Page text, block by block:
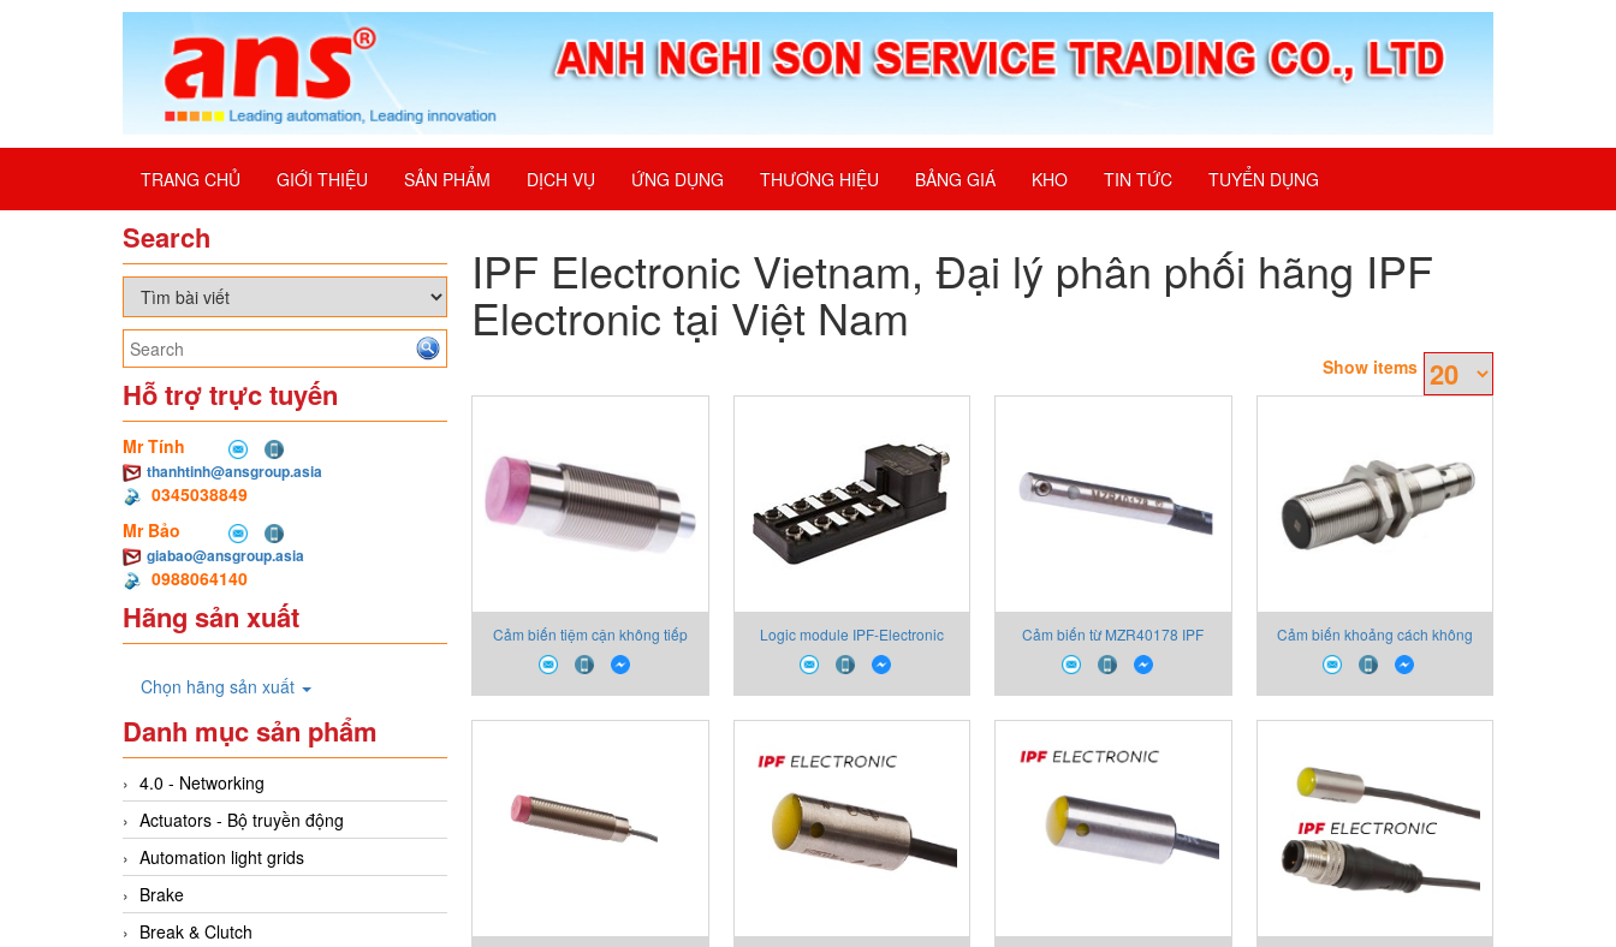
TRANG CHỦ GIỚI THIỆU SẢN PHẨM DỊCH VỤ ỨNG DỤNG THƯƠNG HIỆU BẢNG GIÁ KHO TIN TỨC TUYỂN DỤNG
Search
Hỗ trợ trực tuyến
Mr Tính
thanhtinh@ansgroup.asia
0345038849
Mr Bảo
giabao@ansgroup.asia
0988064140
Hãng sản xuất
Chọn hãng sản xuất
Danh mục sản phẩm
4.0 - Networking
Actuators - Bộ truyền động
Automation light grids
Brake
Break & Clutch
IPF Electronic Vietnam, Đại lý phân phối hãng IPF
Electronic tại Việt Nam
Show items
Cảm biến tiệm cận không tiếp
xúc IN991197 inductive sensor
IPF-Electronic
Logic module IPF-Electronic
VL600108
Cảm biến từ MZR40178 IPF
Electronic Viet Nam
Cảm biến khoảng cách không
tiếp xúc IB180121